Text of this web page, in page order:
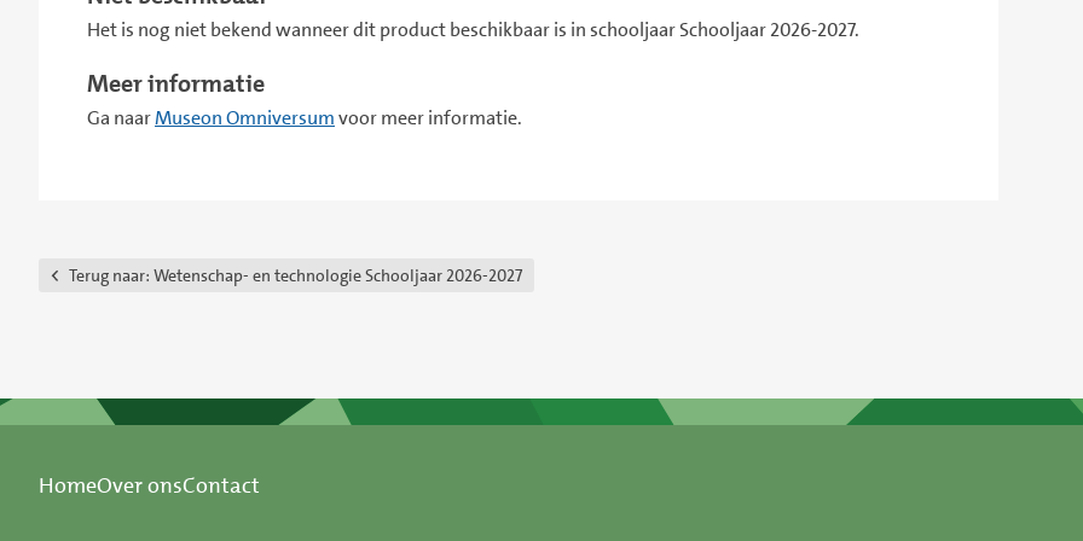
Het is nog niet bekend wanneer dit product beschikbaar is in schooljaar Schooljaar 2026-2027.
Meer informatie
Ga naarMuseon Omniversumvoor meer informatie.
Terug naar: Wetenschap- en technologie Schooljaar 2026-2027
HomeOver onsContact